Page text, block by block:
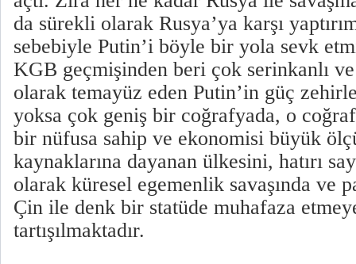
da sürekli olarak Rusya’ya karşı
sebebiyle Putin’i böyle bir yola sevk
KGB geçmişinden beri çok serinkanlı
olarak temayüz eden Putin’in güç
yoksa çok geniş bir coğrafyada, o
bir nüfusa sahip ve ekonomisi büyük
kaynaklarına dayanan ülkesini, hatırı
olarak küresel egemenlik savaşında ve
Çin ile denk bir statüde muhafaza
tartışılmaktadır.